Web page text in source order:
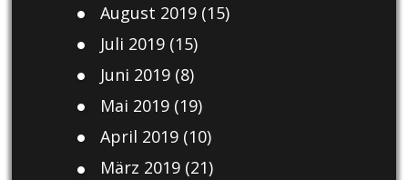
August 2019(15)
Juli 2019(15)
Juni 2019(8)
Mai 2019(19)
April 2019(10)
März 2019(21)